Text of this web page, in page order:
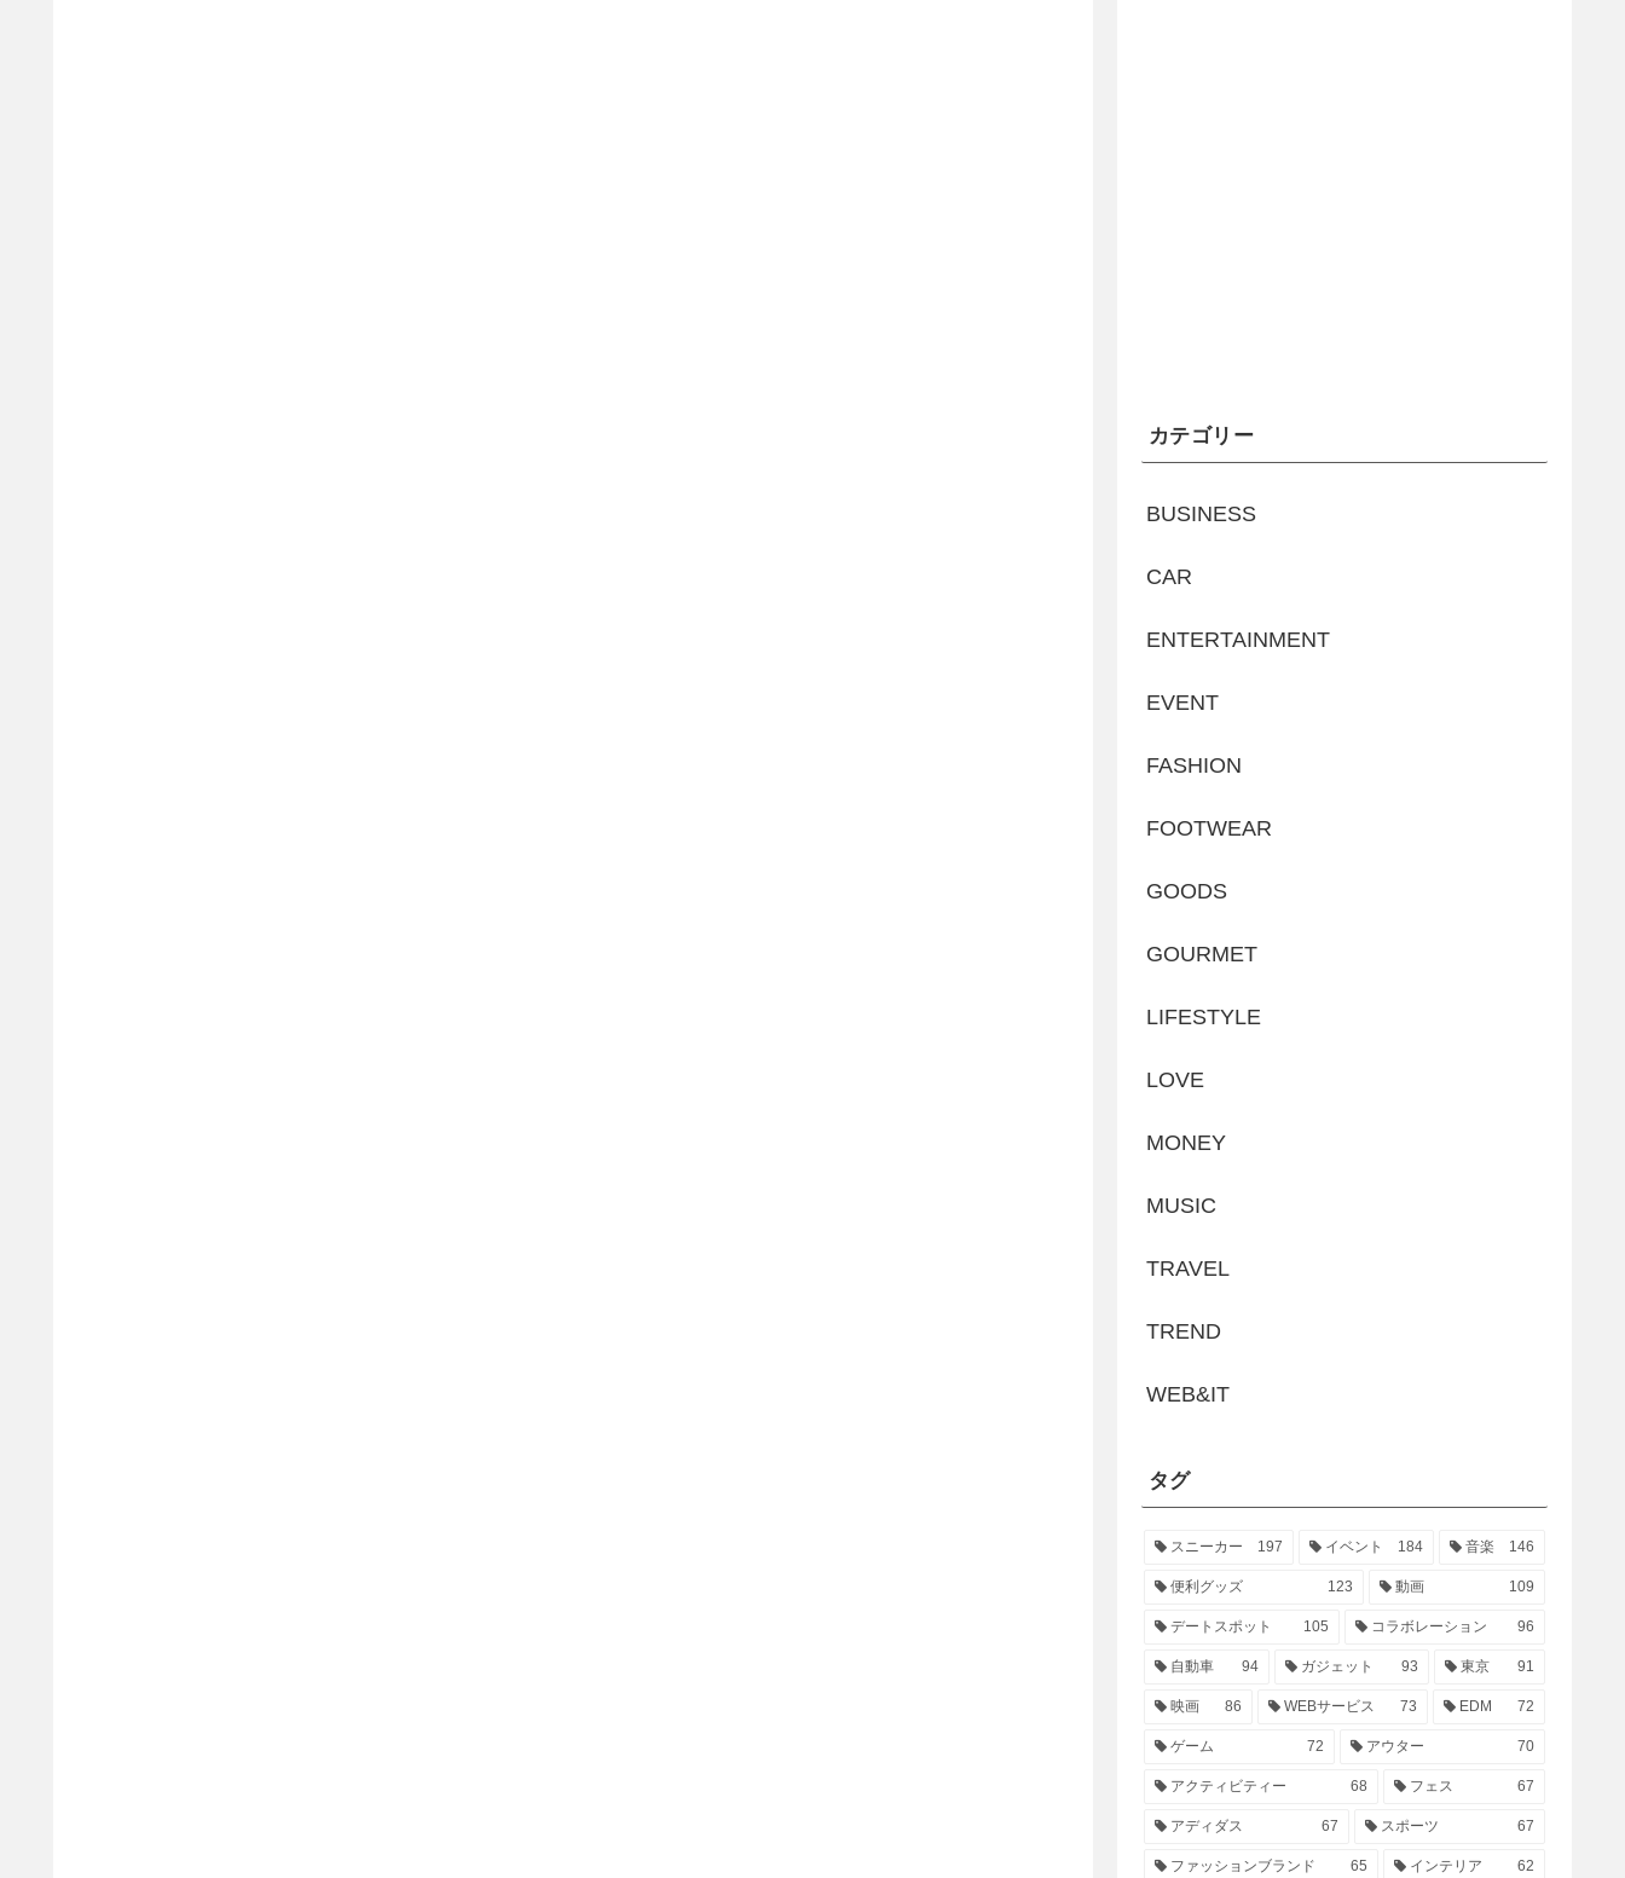
カテゴリー
BUSINESS
CAR
ENTERTAINMENT
EVENT
FASHION
FOOTWEAR
GOODS
GOURMET
LIFESTYLE
LOVE
MONEY
MUSIC
TRAVEL
TREND
WEB&IT
タグ
スニーカー 197 イベント 184 音楽 146
便利グッズ 123 動画 109
デートスポット 105 コラボレーション 96
自動車 94 ガジェット 93 東京 91
映画 86 WEBサービス 73 EDM 72
ゲーム 72 アウター 70
アクティビティー 68 フェス 67
アディダス 67 スポーツ 67
ファッションブランド 65 インテリア 62